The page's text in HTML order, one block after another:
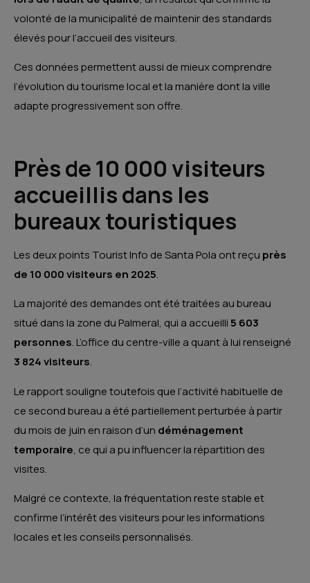
volonté de la municipalité de maintenir des standards
élevés pour l’accueil des visiteurs.
Ces données permettent aussi de mieux comprendre
l’évolution du tourisme local et la manière dont la ville
adapte progressivement son offre.
Près de 10 000 visiteurs
accueillis dans les
bureaux touristiques
Les deux points Tourist Info de Santa Pola ont reçu près
de 10 000 visiteurs en 2025.
La majorité des demandes ont été traitées au bureau
situé dans la zone du Palmeral, qui a accueilli5 603
personnes. L’office du centre-ville a quant à lui renseigné
3 824 visiteurs.
Le rapport souligne toutefois que l’activité habituelle de
ce second bureau a été partiellement perturbée à partir
du mois de juin en raison d’un déménagement
temporaire, ce qui a pu influencer la répartition des
visites.
Malgré ce contexte, la fréquentation reste stable et
confirme l’intérêt des visiteurs pour les informations
locales et les conseils personnalisés.